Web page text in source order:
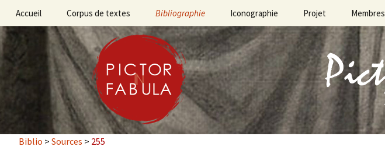
Aller
contenu
Accueil Corpus de textes Bibliographie
Bibliographie des
sources
Bibliographie des travaux
Iconographie Projet Membres
Biblio > Sources > 255